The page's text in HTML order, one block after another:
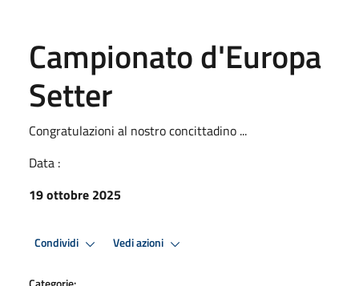
Campionato d'Europa
Setter
Congratulazioni al nostro concittadino ...
Data :
19 ottobre 2025
Condividi Vedi azioni